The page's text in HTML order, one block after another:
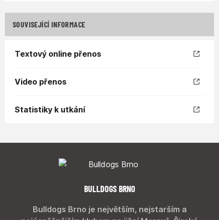
SOUVISEJÍCÍ INFORMACE
Textový online přenos
Video přenos
Statistiky k utkání
BULLDOGS BRNO
Bulldogs Brno je největším, nejstarším a